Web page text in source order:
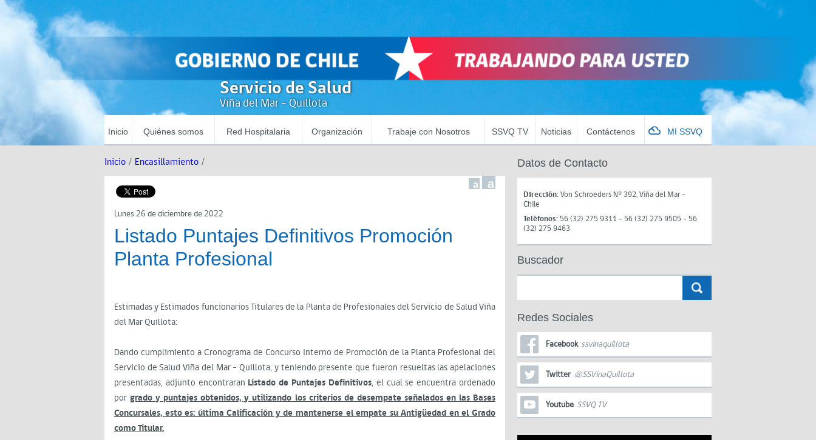
Servicio de Salud
Viña del Mar - Quillota
Inicio Quiénes somos Red Hospitalaria Organización Trabaje con Nosotros SSVQ TV Noticias Contáctenos MI SSVQ
Inicio / Encasillamiento /
a a
Lunes 26 de diciembre de 2022
Listado Puntajes Definitivos Promoción
Planta Profesional
Estimadas y Estimados funcionarios Titulares de la Planta de Profesionales del Servicio de Salud Viña
del Mar Quillota:
Dando cumplimiento a Cronograma de Concurso Interno de Promoción de la Planta Profesional del
Servicio de Salud Viña del Mar – Quillota, y teniendo presente que fueron resueltas las apelaciones
presentadas, adjunto encontraran Listado de Puntajes Definitivos, el cual se encuentra ordenado
porgrado y puntajes obtenidos, y utilizando los criterios de desempate señalados en las Bases
Concursales, esto es: última Calificación y de mantenerse el empate su Antigüedad en el Grado
como Titular.
Datos de Contacto
Dirección:Von Schroeders N° 392, Viña del Mar -
Chile
Teléfonos: 56 (32) 275 9311 - 56 (32) 275 9505 - 56
(32) 275 9463
Buscador
Redes Sociales
Facebook ssvinaquillota
Twitter @SSVinaQuillota
Youtube SSVQ TV